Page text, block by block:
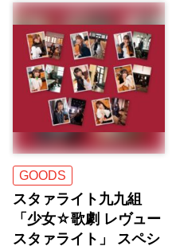
GOODS
スタァライト九九組
「少女☆歌劇 レヴュー
スタァライト」 スペシ